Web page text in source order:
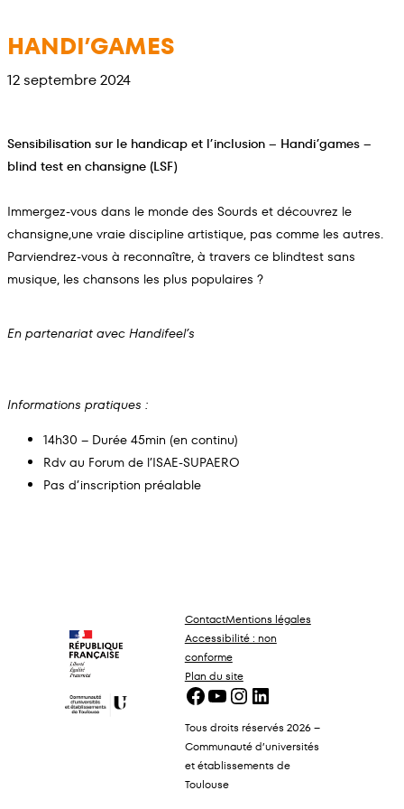
au
HANDI’GAMES
12 septembre 2024
Sensibilisation sur le handicap et l’inclusion – Handi’games –
blind test en chansigne (LSF)
Immergez-vous dans le monde des Sourds et découvrez le
chansigne,une vraie discipline artistique, pas comme les autres.
Parviendrez-vous à reconnaître, à travers ce blindtest sans
musique, les chansons les plus populaires ?
En partenariat avec Handifeel’s
Informations pratiques :
14h30 – Durée 45min (en continu)
Rdv au Forum de l’ISAE-SUPAERO
Pas d’inscription préalable
ContactMentions légales
Accessibilité : non
conforme
Plan du site
Facebook YouTube Instagram LinkedIn
Tous droits réservés 2026 –
Communauté d’universités
et établissements de
Toulouse